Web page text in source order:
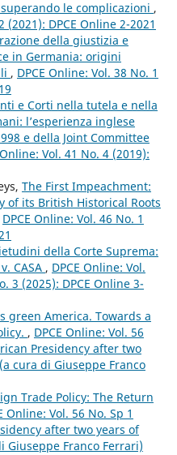
le complicazioni ,
(2021): DPCE Online 2-2021
della giustizia e
in Germania: origini
, DPCE Online: Vol. 38 No. 1
e Corti nella tutela e nella
l’esperienza inglese
e della Joint Committee
Online: Vol. 41 No. 4 (2019):
The First Impeachment:
of its British Historical Roots
DPCE Online: Vol. 46 No. 1
della Corte Suprema:
CASA , DPCE Online: Vol.
3 (2025): DPCE Online 3-
green America. Towards a
, DPCE Online: Vol. 56
Presidency after two
cura di Giuseppe Franco
Trade Policy: The Return
Online: Vol. 56 No. Sp 1
after two years of
Giuseppe Franco Ferrari)